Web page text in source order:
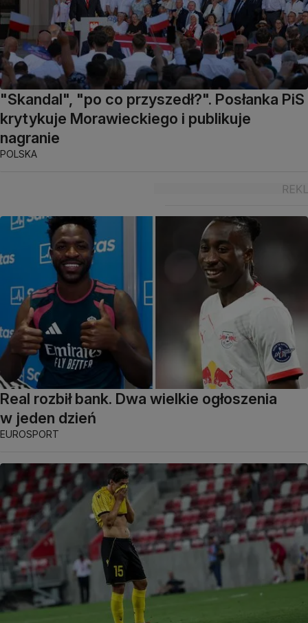
"Skandal", "po co przyszedł?". Posłanka PiS
krytykuje Morawieckiego i publikuje
nagranie
POLSKA
Real rozbił bank. Dwa wielkie ogłoszenia
w jeden dzień
EUROSPORT